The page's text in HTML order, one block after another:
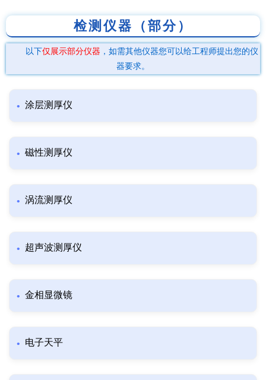
检测仪器（部分）
以下仅展示部分仪器 ，如需其他仪器您可以给工程师提出您的仪
器要求。
涂层测厚仪
磁性测厚仪
涡流测厚仪
超声波测厚仪
金相显微镜
电子天平